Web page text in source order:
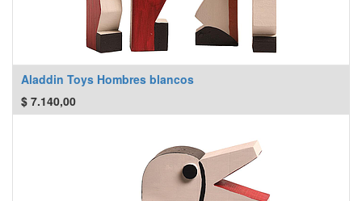
Aladdin Toys Hombres blancos
$ 7.140,00